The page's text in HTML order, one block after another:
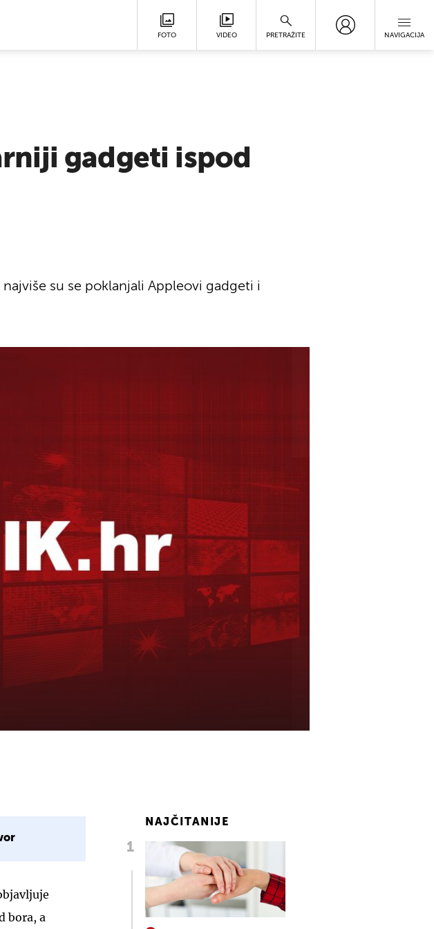
FOTO VIDEO PRETRAŽITE NAVIGACIJA
gadgeti ispod
su se poklanjali Appleovi gadgeti i
bora, a
NAJČITANIJE